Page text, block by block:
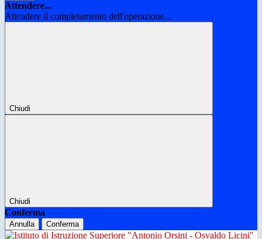
Attendere...
Attendere il completamento dell'operazione...
Chiudi
Chiudi
Conferma
Annulla Conferma